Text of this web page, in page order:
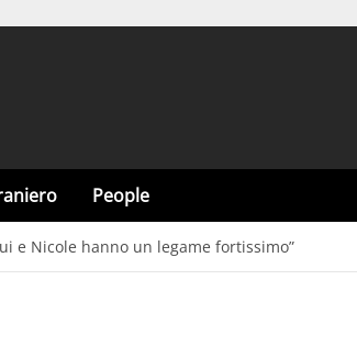
People
e Nicole hanno un legame fortissimo”